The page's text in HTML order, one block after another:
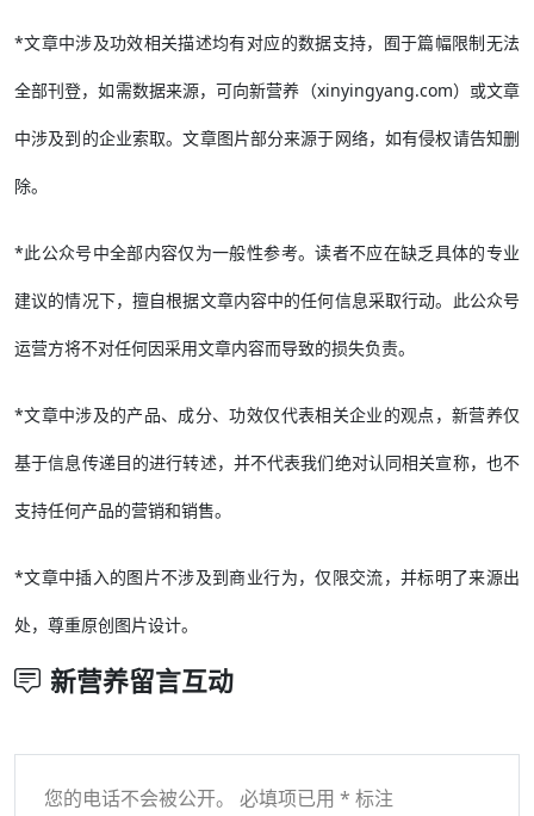
*文章中涉及功效相关描述均有对应的数据支持，囿于篇幅限制无法
全部刊登，如需数据来源，可向新营养（xinyingyang.com）或文章
中涉及到的企业索取。文章图片部分来源于网络，如有侵权请告知删
除。
*此公众号中全部内容仅为一般性参考。读者不应在缺乏具体的专业
建议的情况下，擅自根据文章内容中的任何信息采取行动。此公众号
运营方将不对任何因采用文章内容而导致的损失负责。
*文章中涉及的产品、成分、功效仅代表相关企业的观点，新营养仅
基于信息传递目的进行转述，并不代表我们绝对认同相关宣称，也不
支持任何产品的营销和销售。
*文章中插入的图片不涉及到商业行为，仅限交流，并标明了来源出
处，尊重原创图片设计。
新营养留言互动
您的电话不会被公开。 必填项已用 * 标注